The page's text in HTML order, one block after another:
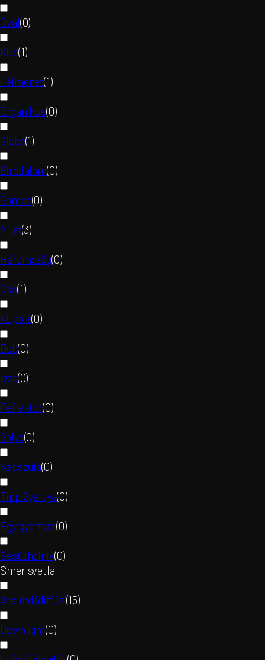
Ovál(0)
Kúp(1)
Félmenet(1)
Organikus(0)
Globe(1)
Birodalom(0)
Gomba(0)
Állat(3)
Háromszög(0)
Cső(1)
Kupola(0)
Dob(0)
Izzó(0)
Reflektor(0)
Golyó(0)
Kapszula(0)
Tipp Gyertya(0)
Egy gyertyát(0)
Šesťuholník(0)
Smer svetla
Around (diffúz)(15)
Downlight(0)